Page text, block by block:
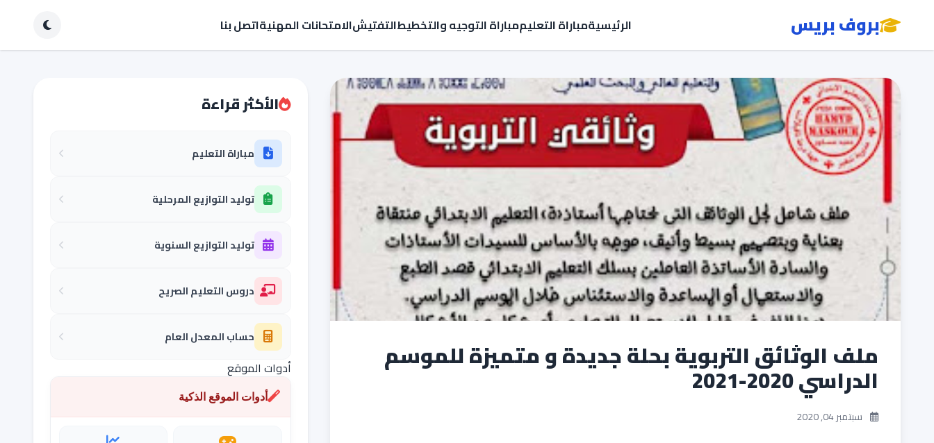
بروف بريس الرئيسيةمباراة التعليممباراة التوجيه والتخطيطالتفتيشالامتحانات المهنيةاتصل بنا
ملف الوثائق التربوية بحلة جديدة و متميزة للموسم
الدراسي 2020-2021
سبتمبر 04, 2020
الأكثر قراءة
مباراة التعليم
توليد التوازيع المرحلية
توليد التوازيع السنوية
دروس التعليم الصريح
حساب المعدل العام
أدوات الموقع
أدوات الموقع الذكية